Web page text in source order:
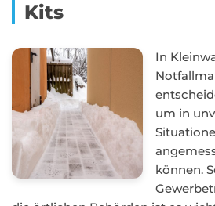
Kits
In
um in
können.